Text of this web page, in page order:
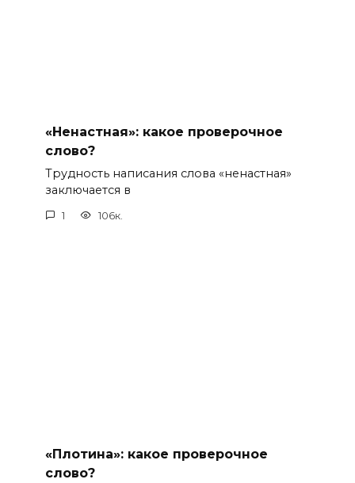
«Ненастная»: какое проверочное
слово?
Трудность написания слова «ненастная»
заключается в
1 106к.
«Плотина»: какое проверочное
слово?